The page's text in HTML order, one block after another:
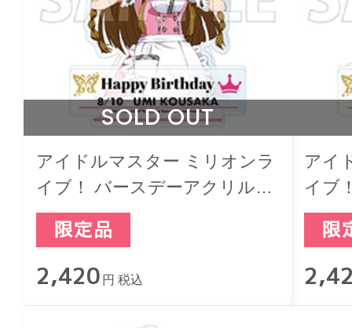
SOLD OUT
アイドルマスター ミリオンラ
イブ！ バースデーアクリルジ
オラマスタンド 高坂海美
2,420 円 税込
アイ
イブ
オラ